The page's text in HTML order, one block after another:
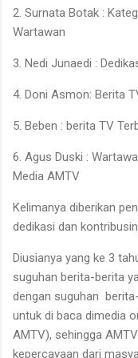
2. Surnata Botak :
Wartawan
3. Nedi Junaedi :
4. Doni Asmon: Berita
5. Beben : berita TV
6. Agus Duski :
Media AMTV
Kelimanya diberikan
dedikasi dan
Diusianya yang ke 3
suguhan berita-berita
dengan suguhan
untuk di baca dimedia
AMTV), sehingga
kepercayaan dari